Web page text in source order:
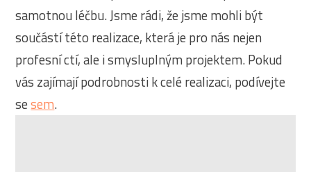
samotnou léčbu. Jsme rádi, že jsme mohli být
součástí této realizace, která je pro nás nejen
profesní ctí, ale i smysluplným projektem. Pokud
vás zajímají podrobnosti k celé realizaci, podívejte
sesem.